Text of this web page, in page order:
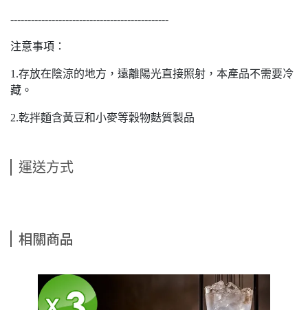
----------------------------------------------
注意事項：
1.存放在陰涼的地方，遠離陽光直接照射，本產品不需要冷
藏。
2.乾拌麵含黃豆和小麥等穀物麩質製品
運送方式
相關商品